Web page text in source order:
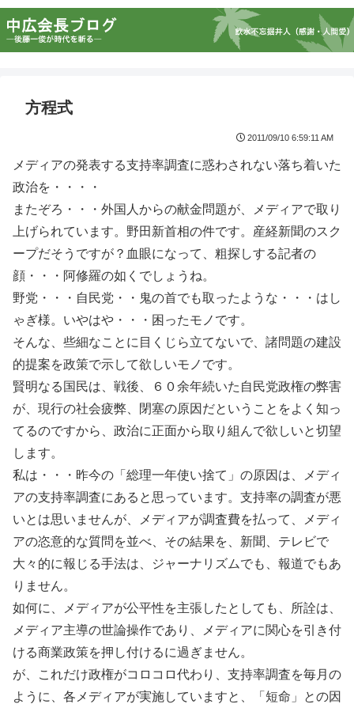
方程式
2011/09/10 6:59:11 AM
メディアの発表する支持率調査に惑わされない落ち着いた
政治を・・・・
またぞろ・・・外国人からの献金問題が、メディアで取り
上げられています。野田新首相の件です。産経新聞のスク
ープだそうですが？血眼になって、粗探しする記者の
顔・・・阿修羅の如くでしょうね。
野党・・・自民党・・鬼の首でも取ったような・・・はし
ゃぎ様。いやはや・・・困ったモノです。
そんな、些細なことに目くじら立てないで、諸問題の建設
的提案を政策で示して欲しいモノです。
賢明なる国民は、戦後、６０余年続いた自民党政権の弊害
が、現行の社会疲弊、閉塞の原因だということをよく知っ
てるのですから、政治に正面から取り組んで欲しいと切望
します。
私は・・・昨今の「総理一年使い捨て」の原因は、メディ
アの支持率調査にあると思っています。支持率の調査が悪
いとは思いませんが、メディアが調査費を払って、メディ
アの恣意的な質問を並べ、その結果を、新聞、テレビで
大々的に報じる手法は、ジャーナリズムでも、報道でもあ
りません。
如何に、メディアが公平性を主張したとしても、所詮は、
メディア主導の世論操作であり、メディアに関心を引き付
ける商業政策を押し付けるに過ぎません。
が、これだけ政権がコロコロ代わり、支持率調査を毎月の
ように、各メディアが実施していますと、「短命」との因